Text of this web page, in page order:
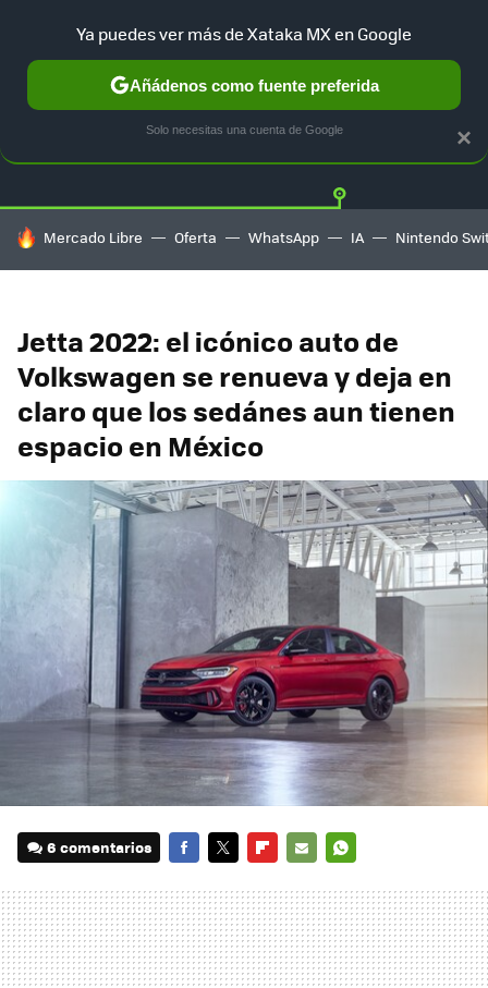
TESLA UBER AUTO ELECTRICO Twitter
HOY SE HABLA DE
Mercado Libre Oferta WhatsApp IA Nintendo
Jetta 2022: el icónico auto de
Volkswagen se renueva y deja en
claro que los sedánes aun tienen
espacio en México
6 comentarios
MAIL
×
Ya puedes ver más de Xataka MX en Google
Añádenos como fuente preferida
Solo necesitas una cuenta de Google